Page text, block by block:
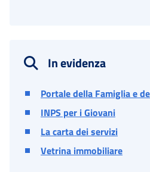
In evidenza
Portale della Famiglia e
INPS per i Giovani
La carta dei servizi
Vetrina immobiliare